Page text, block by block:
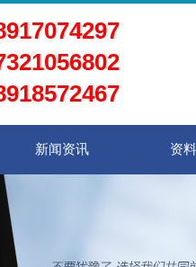
新闻资讯 资